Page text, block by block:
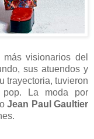
visionarios del
sus atuendos y
trayectoria, tuvieron
La moda por
Jean Paul Gaultier